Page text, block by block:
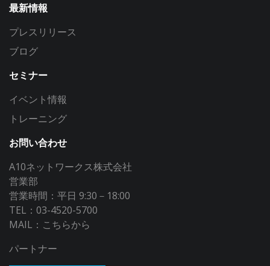
最新情報
プレスリリース
ブログ
セミナー
イベント情報
トレーニング
お問い合わせ
A10ネットワークス株式会社
営業部
営業時間：平日 9:30－18:00
TEL：03-4520-5700
MAIL： こちらから
パートナー